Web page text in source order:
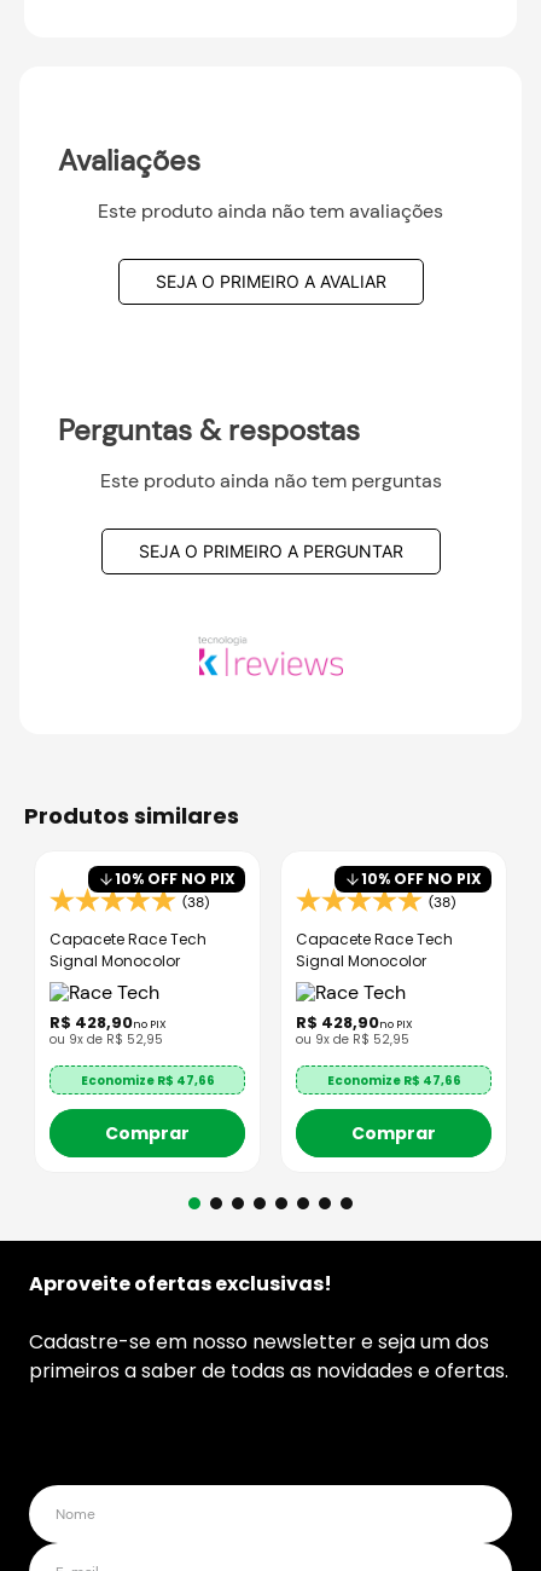
Avaliações
Este produto ainda não tem avaliações
SEJA O PRIMEIRO A AVALIAR
Perguntas & respostas
Este produto ainda não tem perguntas
SEJA O PRIMEIRO A PERGUNTAR
produtos similares
10% OFF NO PIX
(38)
Capacete Race Tech
Signal Monocolor
R$ 428,90no PIX
ou 9x de R$ 52,95
Economize R$ 47,66
Comprar
10% OFF NO PIX
(38)
Capacete Race Tech
Signal Monocolor
R$ 428,90no PIX
ou 9x de R$ 52,95
Economize R$ 47,66
Comprar
Aproveite ofertas exclusivas!
Cadastre-se em nosso newsletter e seja um dos
primeiros a saber de todas as novidades e ofertas.